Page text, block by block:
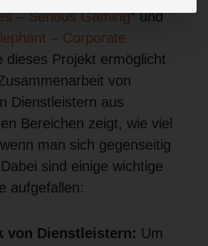
– Serious Gaming“ und
– Corporate
dieses Projekt ermöglicht
von
Dienstleistern aus
Bereichen zeigt, wie viel
man sich gegenseitig
sind einige wichtige
aufgefallen:
von Dienstleistern: Um